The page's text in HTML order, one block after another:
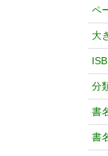
ペ
大
分
書
書